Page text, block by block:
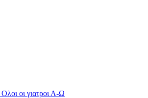
Oλοι οι γιατροι Α-Ω